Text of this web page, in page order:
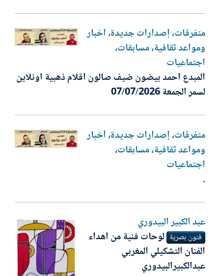
متفرقات، إصدارات جديدة، أخبار
ومواعد ثقافية، مسابقات،
اجتماعيات
المبدع احمد بيضون ضيف صالون اقلام ذهبية اونلاين
لسمر الجمعة 07/07/2026
متفرقات، إصدارات جديدة، أخبار
ومواعد ثقافية، مسابقات،
اجتماعيات
.
عبد الكبير البيدوري
فنون بصرية لوحات فنية من اهداء
الفنان التشكيلي المغربي
عبدالكبيرالبيدوري